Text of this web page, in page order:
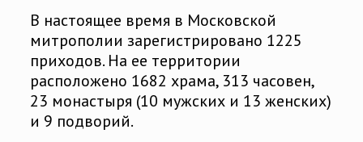
В настоящее время в Московской
митрополии зарегистрировано 1225
приходов. На ее территории
расположено 1682 храма, 313 часовен,
23 монастыря (10 мужских и 13 женских)
и 9 подворий.